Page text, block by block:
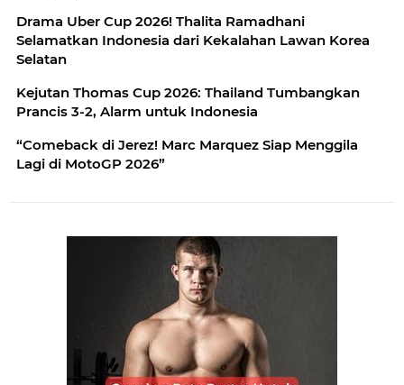
Drama Uber Cup 2026! Thalita Ramadhani
Selamatkan Indonesia dari Kekalahan Lawan Korea
Selatan
Kejutan Thomas Cup 2026: Thailand Tumbangkan
Prancis 3-2, Alarm untuk Indonesia
“Comeback di Jerez! Marc Marquez Siap Menggila
Lagi di MotoGP 2026”